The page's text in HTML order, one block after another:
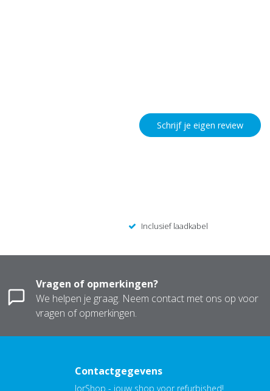
Schrijf je eigen review
Inclusief laadkabel
Vragen of opmerkingen?
We helpen je graag. Neem contact met ons op voor
vragen of opmerkingen.
Contactgegevens
JorShop - jouw shop voor refurbished!